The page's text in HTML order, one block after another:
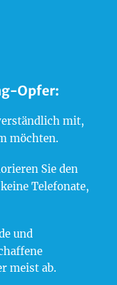
Opfer:
mit,
möchten.
Sie den
Telefonate,
und
meist ab.